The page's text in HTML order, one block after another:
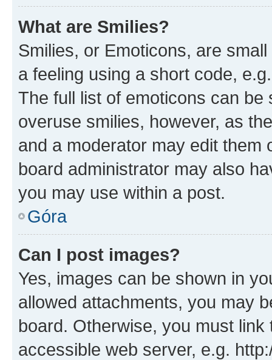
What are Smilies?
Smilies, or Emoticons, are
a feeling using a short code,
The full list of emoticons can
overuse smilies, however, as
and a moderator may edit them
board administrator may also
you may use within a post.
Góra
Can I post images?
Yes, images can be shown in
allowed attachments, you may
board. Otherwise, you must
accessible web server, e.g.